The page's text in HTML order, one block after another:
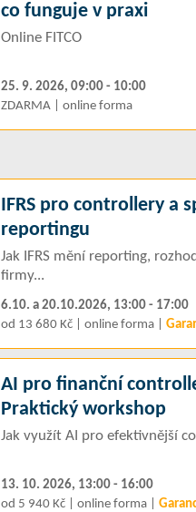
co funguje v praxi
Online FITCO
25. 9. 2026, 09:00 - 10:00
ZDARMA | online forma
IFRS pro controllery a
reportingu
Jak IFRS mění reporting,
firmy...
6.10. a 20.10.2026, 13:00 - 17:00
od 13 680 Kč | online forma |
AI pro finanční
Praktický workshop
Jak využít AI pro efektivnější
13. 10. 2026, 13:00 - 16:00
od 5 940 Kč | online forma |